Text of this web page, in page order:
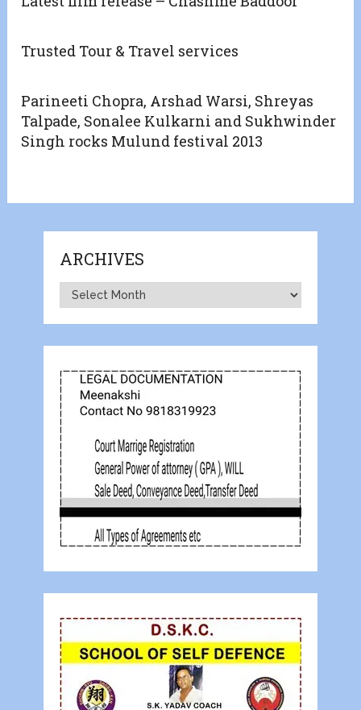
Trusted Tour & Travel services
Parineeti Chopra, Arshad Warsi, Shreyas
Talpade, Sonalee Kulkarni and Sukhwinder
Singh rocks Mulund festival 2013
ARCHIVES
Archives